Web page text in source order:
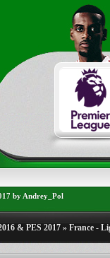
by Andrey_Pol
& PES 2017» France -